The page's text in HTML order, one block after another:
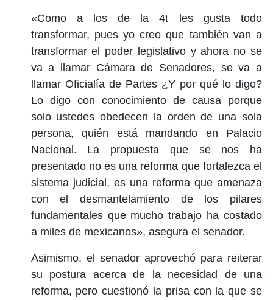
«Como a los de la 4t les gusta todo
transformar, pues yo creo que también van a
transformar el poder legislativo y ahora no se
va a llamar Cámara de Senadores, se va a
llamar Oficialía de Partes ¿Y por qué lo digo?
Lo digo con conocimiento de causa porque
solo ustedes obedecen la orden de una sola
persona, quién está mandando en Palacio
Nacional. La propuesta que se nos ha
presentado no es una reforma que fortalezca el
sistema judicial, es una reforma que amenaza
con el desmantelamiento de los pilares
fundamentales que mucho trabajo ha costado
a miles de mexicanos», asegura el senador.
Asimismo, el senador aprovechó para reiterar
su postura acerca de la necesidad de una
reforma, pero cuestionó la prisa con la que se